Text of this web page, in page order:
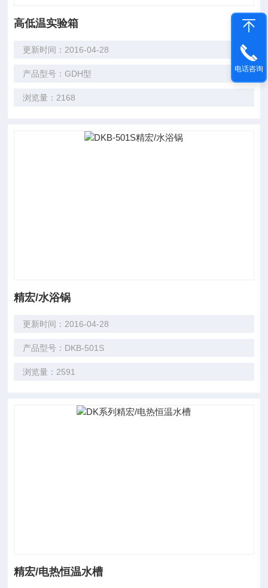
高低温实验箱
更新时间：2016-04-28
产品型号：GDH型
浏览量：2168
精宏/水浴锅
更新时间：2016-04-28
产品型号：DKB-501S
浏览量：2591
精宏/电热恒温水槽
电话咨询